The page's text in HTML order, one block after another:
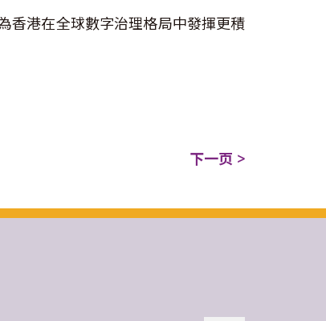
香港在全球數字治理格局中發揮更積
下一页 >